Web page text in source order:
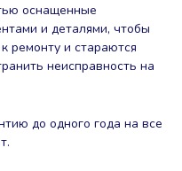
оснащенные
и деталями, чтобы
ремонту и стараются
неисправность на
до одного года на все